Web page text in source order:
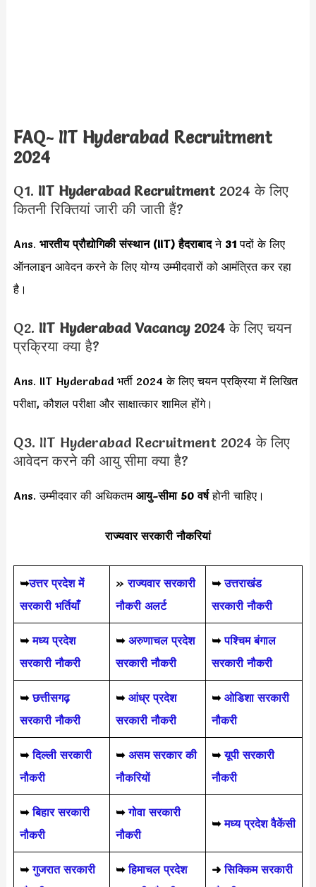
FAQ- IIT Hyderabad Recruitment
2024
Q1. IIT Hyderabad Recruitment2024 के लिए
कितनी रिक्तियां जारी की जाती हैं?
Ans. भारतीय प्रौद्योगिकी संस्थान (IIT) हैदराबादने 31पदों के लिए
ऑनलाइन आवेदन करने के लिए योग्य उम्मीदवारों को आमंत्रित कर रहा
है।
Q2. IIT Hyderabad Vacancy 2024के लिए चयन
प्रक्रिया क्या है?
Ans. IIT Hyderabad भर्ती 2024 के लिए चयन प्रक्रिया में लिखित
परीक्षा, कौशल परीक्षा और साक्षात्कार शामिल होंगे।
Q3. IIT Hyderabad Recruitment 2024 के लिए
आवेदन करने की आयु सीमा क्या है?
Ans. उम्मीदवार की अधिकतम आयु-सीमा 50 वर्षहोनी चाहिए।
राज्यवार सरकारी नौकरियां
➥उत्तर प्रदेश में
सरकारी भर्तियाँ
»राज्यवार सरकारी
नौकरी अलर्ट
➥ उत्तराखंड
सरकारी नौकरी
➥ मध्य प्रदेश
सरकारी नौकरी
➥ अरुणाचल प्रदेश
सरकारी नौकरी
➥ पश्चिम बंगाल
सरकारी नौकरी
➥ छत्तीसगढ़
सरकारी नौकरी
➥ आंध्र प्रदेश
सरकारी नौकरी
➥ ओडिशा सरकारी
नौकरी
➥ दिल्ली सरकारी
नौकरी
➥ असम सरकार की
नौकरियों
➥ यूपी सरकारी
नौकरी
➥बिहार सरकारी
नौकरी
➥गोवा सरकारी
नौकरी
➥ मध्य प्रदेश वैकेंसी
➥ गुजरात सरकारी
➥हिमाचल प्रदेश
➜ सिक्किम सरकारी